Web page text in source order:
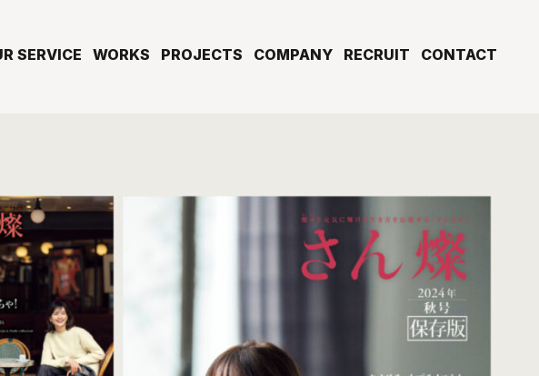
SERVICE WORKS PROJECTS COMPANY RECRUIT CONTACT